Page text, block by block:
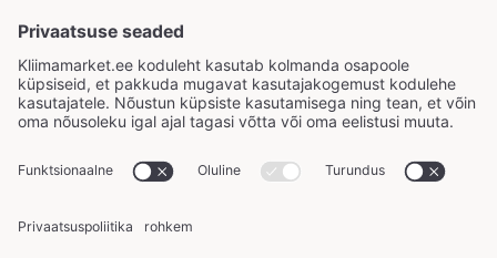
Tooted ja teenused
Õhksoojuspumbad
Õhk-vesi soojuspumbad
Konditsioneerid
Ventilatsioon